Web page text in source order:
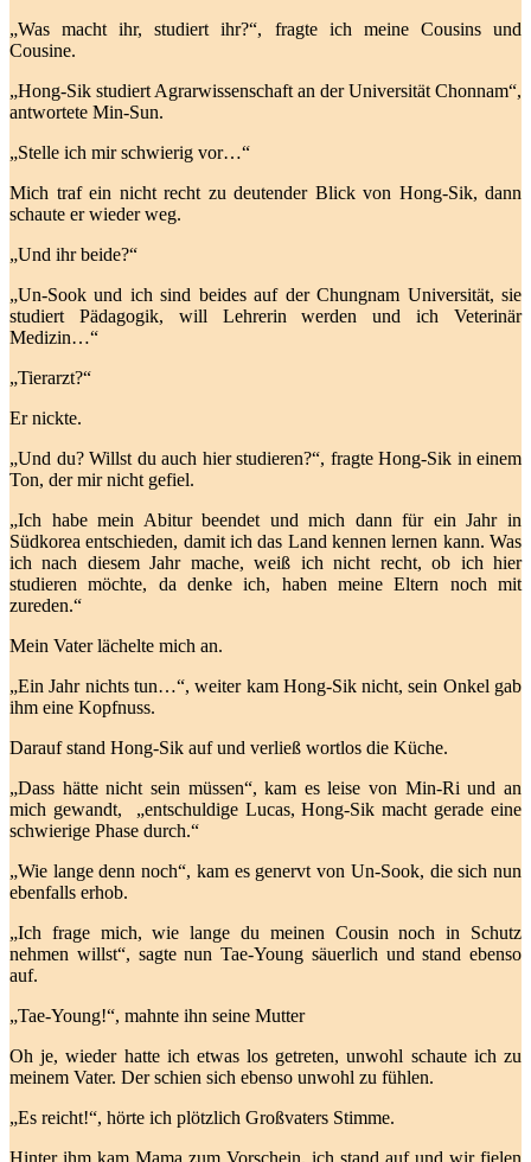
„Was macht ihr, studiert ihr?“, fragte ich meine Cousins und
Cousine.
„Hong-Sik studiert Agrarwissenschaft an der Universität Chonnam“,
antwortete Min-Sun.
„Stelle ich mir schwierig vor…“
Mich traf ein nicht recht zu deutender Blick von Hong-Sik, dann
schaute er wieder weg.
„Und ihr beide?“
„Un-Sook und ich sind beides auf der Chungnam Universität, sie
studiert Pädagogik, will Lehrerin werden und ich Veterinär
Medizin…“
„Tierarzt?“
Er nickte.
„Und du? Willst du auch hier studieren?“, fragte Hong-Sik in einem
Ton, der mir nicht gefiel.
„Ich habe mein Abitur beendet und mich dann für ein Jahr in
Südkorea entschieden, damit ich das Land kennen lernen kann. Was
ich nach diesem Jahr mache, weiß ich nicht recht, ob ich hier
studieren möchte, da denke ich, haben meine Eltern noch mit
zureden.“
Mein Vater lächelte mich an.
„Ein Jahr nichts tun…“, weiter kam Hong-Sik nicht, sein Onkel gab
ihm eine Kopfnuss.
Darauf stand Hong-Sik auf und verließ wortlos die Küche.
„Dass hätte nicht sein müssen“, kam es leise von Min-Ri und an
mich gewandt, „entschuldige Lucas, Hong-Sik macht gerade eine
schwierige Phase durch.“
„Wie lange denn noch“, kam es genervt von Un-Sook, die sich nun
ebenfalls erhob.
„Ich frage mich, wie lange du meinen Cousin noch in Schutz
nehmen willst“, sagte nun Tae-Young säuerlich und stand ebenso
auf.
„Tae-Young!“, mahnte ihn seine Mutter
Oh je, wieder hatte ich etwas los getreten, unwohl schaute ich zu
meinem Vater. Der schien sich ebenso unwohl zu fühlen.
„Es reicht!“, hörte ich plötzlich Großvaters Stimme.
Hinter ihm kam Mama zum Vorschein, ich stand auf und wir fielen